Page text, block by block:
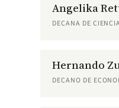
Angelika
DECANA DE
Hernando
DECANO DE